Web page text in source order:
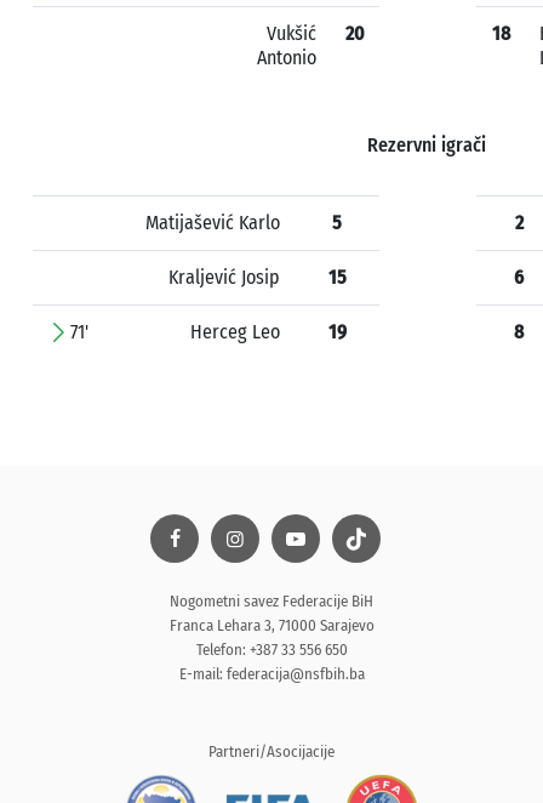
Vukšić
Antonio
20 18
Rezervni igrači
Matijašević Karlo 5
Kraljević Josip 15
71' Herceg Leo 19
2
6
8
Nogometni savez Federacije BiH
Franca Lehara 3, 71000 Sarajevo
Telefon: +387 33 556 650
E-mail: federacija@nsfbih.ba
Partneri/Asocijacije